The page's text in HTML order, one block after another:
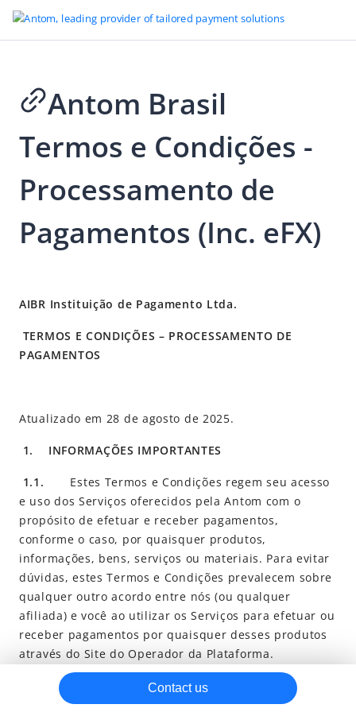
Go to Homepage
Legal
Platform Rules
Legal Terms and Disclosures
Terms of Use
Privacy Policy for ABA EEA Customers
Antom Privacy Policy for Merchant Services (Malaysia)
Cookie Notice
Antom PayFac Data Handling Notice
Alipay Information Security Standards
Regulatory Info
Prohibited and Restricted Sales List
Antom Business Account
Antom Acquiring Solutions
Antom Integrated Digital Services
SG Merchant Services Account Information, Terms and
Important Disclosures
Antom Europe
Antom Brasil
Termos e Condições -
Processamento de
Pagamentos (Inc. eFX)
AIBR Instituição de Pagamento Ltda.
TERMOS E CONDIÇÕES – PROCESSAMENTO DE
PAGAMENTOS
Atualizado em 28 de agosto de 2025.
1. INFORMAÇÕES IMPORTANTES
1.1. Estes Termos e Condições regem seu acesso
e uso dos Serviços oferecidos pela Antom com o
propósito de efetuar e receber pagamentos,
conforme o caso, por quaisquer produtos,
informações, bens, serviços ou materiais. Para evitar
dúvidas, estes Termos e Condições prevalecem sobre
qualquer outro acordo entre nós (ou qualquer
afiliada) e você ao utilizar os Serviços para efetuar ou
receber pagamentos por quaisquer desses produtos
através do Site do Operador da Plataforma.
1.1.1.
O Glossário anexo (Anexo 1) contém as
definições de certos termos em letras maiúsculas que
Contact us